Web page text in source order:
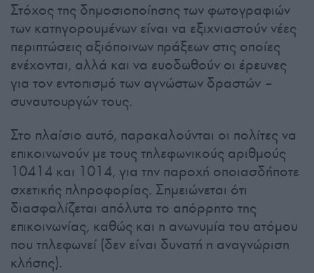
Στόχος της δημοσιοποίησης των φωτογραφιών
των κατηγορουμένων είναι να εξιχνιαστούν νέες
περιπτώσεις αξιόποινων πράξεων στις οποίες
ενέχονται, αλλά και να ευοδωθούν οι έρευνες
για τον εντοπισμό των αγνώστων δραστών –
συναυτουργών τους.
Στο πλαίσιο αυτό, παρακαλούνται οι πολίτες να
επικοινωνούν με τους τηλεφωνικούς αριθμούς
10414 και 1014, για την παροχή οποιασδήποτε
σχετικής πληροφορίας. Σημειώνεται ότι
διασφαλίζεται απόλυτα το απόρρητο της
επικοινωνίας, καθώς και η ανωνυμία του ατόμου
που τηλεφωνεί (δεν είναι δυνατή η αναγνώριση
κλήσης).